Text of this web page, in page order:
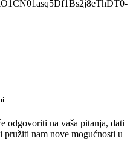
odgovoriti na vaša pitanja, dati
pružiti nam nove mogućnosti u